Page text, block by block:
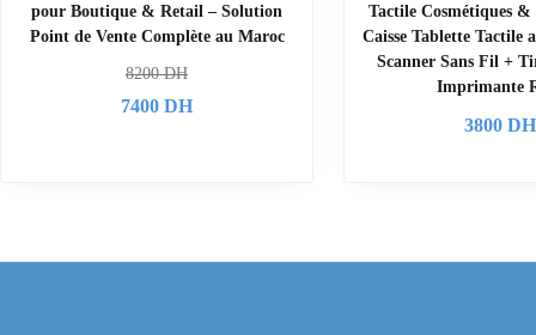
pour Boutique & Retail – Solution
Point de Vente Complète au Maroc
8200DH
7400 DH
Tactile Cosmétiques
Caisse Tablette Tactile
Scanner Sans Fil +
Imprimante
3800 DH